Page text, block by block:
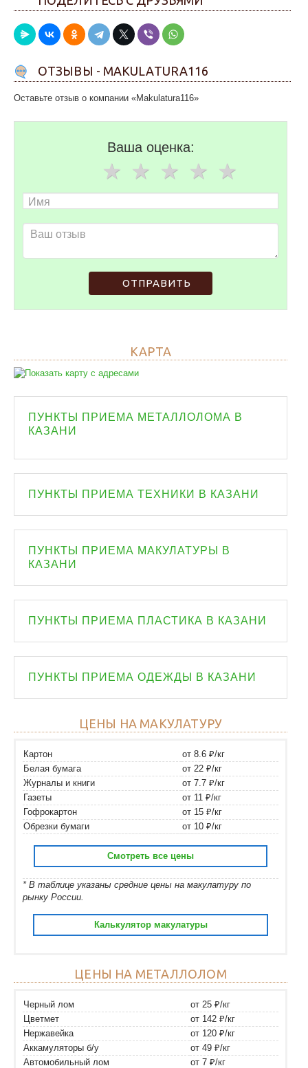
ОТЗЫВЫ - MAKULATURA116
Оставьте отзыв о компании «Makulatura116»
Ваша оценка:
ОТПРАВИТЬ
КАРТА
ПУНКТЫ ПРИЕМА МЕТАЛЛОЛОМА В
КАЗАНИ
ПУНКТЫ ПРИЕМА ТЕХНИКИ В КАЗАНИ
ПУНКТЫ ПРИЕМА МАКУЛАТУРЫ В
КАЗАНИ
ПУНКТЫ ПРИЕМА ПЛАСТИКА В КАЗАНИ
ПУНКТЫ ПРИЕМА ОДЕЖДЫ В КАЗАНИ
ЦЕНЫ НА МАКУЛАТУРУ
Картон
от 8.6 ₽/кг
Белая бумага
от 22 ₽/кг
Журналы и книги
от 7.7 ₽/кг
Газеты
от 11 ₽/кг
Гофрокартон
от 15 ₽/кг
Обрезки бумаги
от 10 ₽/кг
Смотреть все цены
* В таблице указаны средние цены на макулатуру по
рынку России.
Калькулятор макулатуры
ЦЕНЫ НА МЕТАЛЛОЛОМ
Черный лом
от 25 ₽/кг
Цветмет
от 142 ₽/кг
Нержавейка
от 120 ₽/кг
Аккамуляторы б/у
от 49 ₽/кг
Автомобильный лом
от 7 ₽/кг